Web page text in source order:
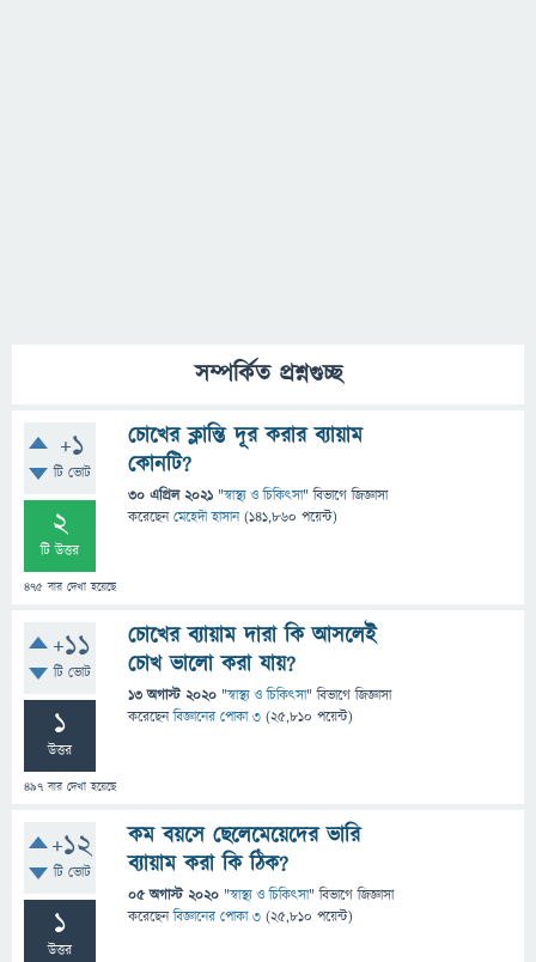
সম্পর্কিত প্রশ্নগুচ্ছ
+1
টি ভোট
2
টি উত্তর
475 বার দেখা হয়েছে
চোখের ক্লান্তি দূর করার ব্যায়াম
কোনটি?
30 এপ্রিল 2021 "স্বাস্থ্য ও চিকিৎসা" বিভাগে জিজ্ঞাসা
করেছেনমেহেদী হাসান (141,860 পয়েন্ট)
+11
টি ভোট
1
উত্তর
497 বার দেখা হয়েছে
চোখের ব্যায়াম দারা কি আসলেই
চোখ ভালো করা যায়?
13 অগাস্ট 2020 "স্বাস্থ্য ও চিকিৎসা" বিভাগে জিজ্ঞাসা
করেছেনবিজ্ঞানের পোকা ৩ (25,810 পয়েন্ট)
+12
টি ভোট
1
উত্তর
কম বয়সে ছেলেমেয়েদের ভারি
ব্যায়াম করা কি ঠিক?
05 অগাস্ট 2020 "স্বাস্থ্য ও চিকিৎসা" বিভাগে জিজ্ঞাসা
করেছেনবিজ্ঞানের পোকা ৩ (25,810 পয়েন্ট)